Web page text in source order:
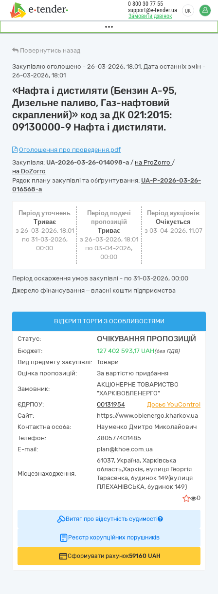
Замовити дзвінок
0 800 30 77 55
support@e-tender.ua
UK
Повернутись назад
Закупівлю оголошено - 26-03-2026, 18:01. Дата останніх змін -
26-03-2026, 18:01
«Нафта і дистиляти (Бензин А-95,
Дизельне паливо, Газ-нафтовий
скраплений)» код за ДК 021:2015:
09130000-9 Нафта і дистиляти.
Оголошення про проведення.pdf
Закупівля: UA-2026-03-26-014098-a / на ProZorro /
на DoZorro
Рядок плану закупівлі та обґрунтування: UA-P-2026-03-26-
016568-a
Період уточнень
Триває
з 26-03-2026, 18:01
по 31-03-2026,
00:00
Період подачі
пропозицій
Триває
з 26-03-2026, 18:01
по 03-04-2026,
00:00
Період аукціонів
Очікується
з 03-04-2026, 11:07
Період оскарження умов закупівлі - по 31-03-2026, 00:00
Джерело фінансування – власні кошти підприємства
ВІДКРИТІ ТОРГИ З ОСОБЛИВОСТЯМИ
Статус: ОЧІКУВАННЯ ПРОПОЗИЦІЙ
Бюджет: 127 402 593,17 UAH(без ПДВ)
Вид предмету закупівлі:
Товари
Оцінка пропозицій:
За вартістю придбання
Замовник:
АКЦІОНЕРНЕ ТОВАРИСТВО
"ХАРКІВОБЛЕНЕРГО"
ЄДРПОУ:
00131954
Досьє YouControl
Сайт:
https://www.oblenergo.kharkov.ua
Контактна особа:
Науменко Дмитро Миколайович
Телефон:
380577401485
E-mail:
plan@khoe.com.ua
Місцезнаходження:
61037, Україна, Харківська
область,Харків, вулиця Георгія
Тарасенка, будинок 149(вулиця
ПЛЕХАНІВСЬКА, будинок 149)
0
Витяг про відсутність судимості
Реєстр корупційних порушників
Сформувати рахунок59160 UAH